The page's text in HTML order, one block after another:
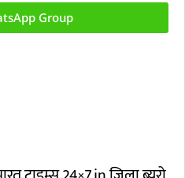
Group